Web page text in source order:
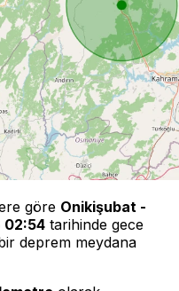
göre Onikişubat -
02:54 tarihinde gece
deprem meydana